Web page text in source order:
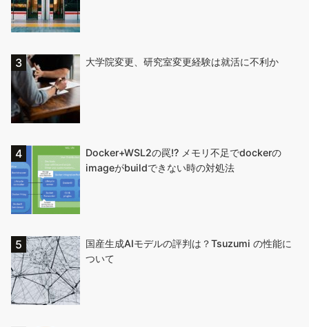
大学院変更、研究室変更経験は就活に不利か
Docker+WSL2の罠!? メモリ不足でdockerの
imageがbuildできない時の対処法
国産生成AIモデルの評判は？Tsuzumi の性能に
ついて